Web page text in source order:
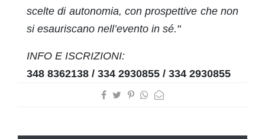
scelte di autonomia, con prospettive che non
si esauriscano nell’evento in sé."
INFO E ISCRIZIONI:
348 8362138 / 334 2930855 / 334 2930855